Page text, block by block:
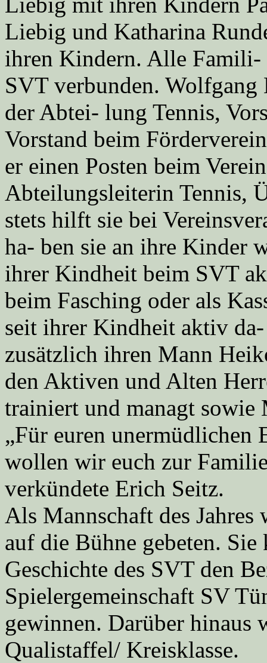
Liebig und Katharina
ihren Kindern. Alle Famili-
SVT verbunden.
der Abtei- lung Tennis,
Vorstand beim
er einen Posten beim
Abteilungsleiterin Tennis,
stets hilft sie bei
ha- ben sie an ihre Kinder
ihrer Kindheit beim SVT
beim Fasching oder als
seit ihrer Kindheit aktiv
zusätzlich ihren Mann
den Aktiven und Alten
trainiert und managt sowie
„Für euren unermüdlichen
wollen wir euch zur
verkündete Erich Seitz.
Als Mannschaft des Jahres
auf die Bühne gebeten.
Geschichte des SVT den
Spielergemeinschaft SV
gewinnen. Darüber hinaus
Qualistaffel/ Kreisklasse.